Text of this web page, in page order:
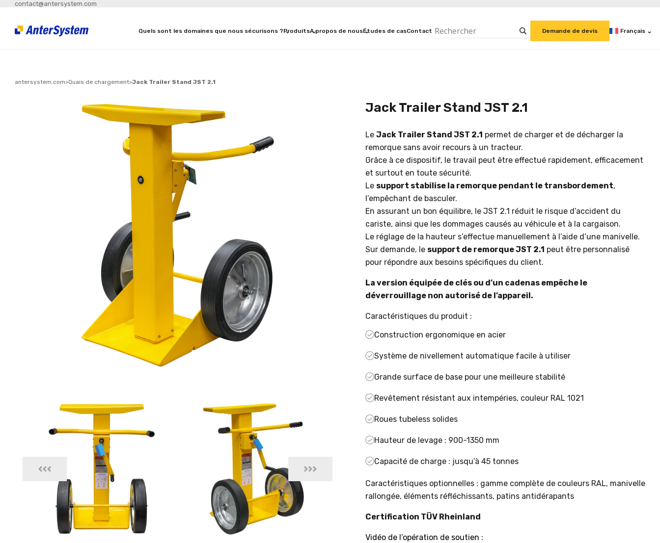
contact@antersystem.com
Quels sont les domaines que nous sécurisons ?ProduitsA propos de nousÉtudes de casContact Demande de devis Français
antersystem.com>Quais de chargement>Jack Trailer Stand JST 2.1
Jack Trailer Stand JST 2.1
Le Jack Trailer Stand JST 2.1 permet de charger et de décharger la
remorque sans avoir recours à un tracteur.
Grâce à ce dispositif, le travail peut être effectué rapidement, efficacement
et surtout en toute sécurité.
Le support stabilise la remorque pendant le transbordement,
l’empêchant de basculer.
En assurant un bon équilibre, le JST 2.1 réduit le risque d’accident du
cariste, ainsi que les dommages causés au véhicule et à la cargaison.
Le réglage de la hauteur s’effectue manuellement à l’aide d’une manivelle.
Sur demande, le support de remorque JST 2.1 peut être personnalisé
pour répondre aux besoins spécifiques du client.
La version équipée de clés ou d’un cadenas empêche le
déverrouillage non autorisé de l’appareil.
Caractéristiques du produit :
Construction ergonomique en acier
Système de nivellement automatique facile à utiliser
Grande surface de base pour une meilleure stabilité
Revêtement résistant aux intempéries, couleur RAL 1021
Roues tubeless solides
Hauteur de levage : 900-1350 mm
Capacité de charge : jusqu’à 45 tonnes
Caractéristiques optionnelles : gamme complète de couleurs RAL, manivelle
rallongée, éléments réfléchissants, patins antidérapants
Certification TÜV Rheinland
Vidéo de l’opération de soutien :